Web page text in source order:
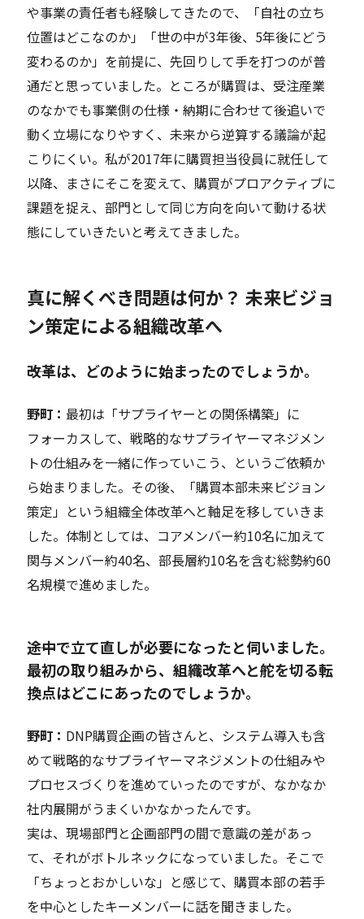
や事業の責任者も経験してきたので、「自社の立ち
位置はどこなのか」「世の中が3年後、5年後にどう
変わるのか」を前提に、先回りして手を打つのが普
通だと思っていました。ところが購買は、受注産業
のなかでも事業側の仕様・納期に合わせて後追いで
動く立場になりやすく、未来から逆算する議論が起
こりにくい。私が2017年に購買担当役員に就任して
以降、まさにそこを変えて、購買がプロアクティブに
課題を捉え、部門として同じ方向を向いて動ける状
態にしていきたいと考えてきました。
真に解くべき問題は何か？ 未来ビジョ
ン策定による組織改革へ
――改革は、どのように始まったのでしょうか。
野町：最初は「サプライヤーとの関係構築」に
フォーカスして、戦略的なサプライヤーマネジメン
トの仕組みを一緒に作っていこう、というご依頼か
ら始まりました。その後、
「購買本部未来ビジョン
策定」 という組織全体改革へと軸足を移していきま
した。体制としては、コアメンバー約10名に加えて
関与メンバー約40名、部長層約10名を含む総勢約60
名規模で進めました。
――途中で立て直しが必要になったと伺いました。
最初の取り組みから、組織改革へと舵を切る転
換点はどこにあったのでしょうか。
野町： DNP購買企画の皆さんと、システム導入も含
めて戦略的なサプライヤーマネジメントの仕組みや
プロセスづくりを進めていったのですが、なかなか
社内展開がうまくいかなかったんです。
実は、現場部門と企画部門の間で意識の差があっ
て、それがボトルネックになっていました。そこで
「ちょっとおかしいな」と感じて、購買本部の若手
を中心としたキーメンバーに話を聞きました。